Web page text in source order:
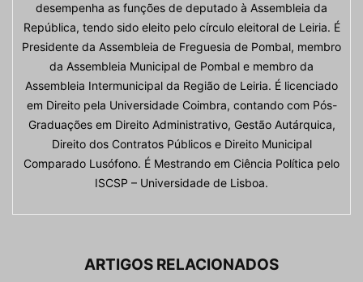
desempenha as funções de deputado à Assembleia da
República, tendo sido eleito pelo círculo eleitoral de Leiria. É
Presidente da Assembleia de Freguesia de Pombal, membro
da Assembleia Municipal de Pombal e membro da
Assembleia Intermunicipal da Região de Leiria. É licenciado
em Direito pela Universidade Coimbra, contando com Pós-
Graduações em Direito Administrativo, Gestão Autárquica,
Direito dos Contratos Públicos e Direito Municipal
Comparado Lusófono. É Mestrando em Ciência Política pelo
ISCSP – Universidade de Lisboa.
ARTIGOS RELACIONADOS